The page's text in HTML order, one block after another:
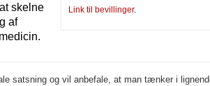
Link til bevillinger.
skelne
af
satsning og vil anbefale, at man tænker i